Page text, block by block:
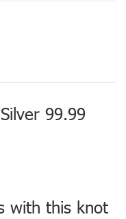
99.99
with this knot